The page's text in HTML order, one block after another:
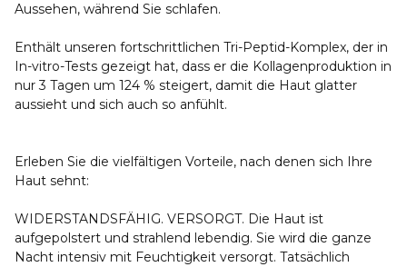
Aussehen, während Sie schlafen.
Enthält unseren fortschrittlichen Tri-Peptid-Komplex, der in
In-vitro-Tests gezeigt hat, dass er die Kollagenproduktion in
nur 3 Tagen um 124 % steigert, damit die Haut glatter
aussieht und sich auch so anfühlt.
Erleben Sie die vielfältigen Vorteile, nach denen sich Ihre
Haut sehnt:
WIDERSTANDSFÄHIG. VERSORGT. Die Haut ist
aufgepolstert und strahlend lebendig. Sie wird die ganze
Nacht intensiv mit Feuchtigkeit versorgt. Tatsächlich